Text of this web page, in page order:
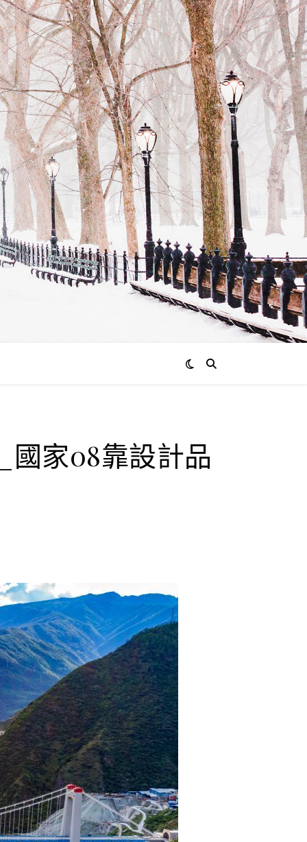
國家08靠設計品